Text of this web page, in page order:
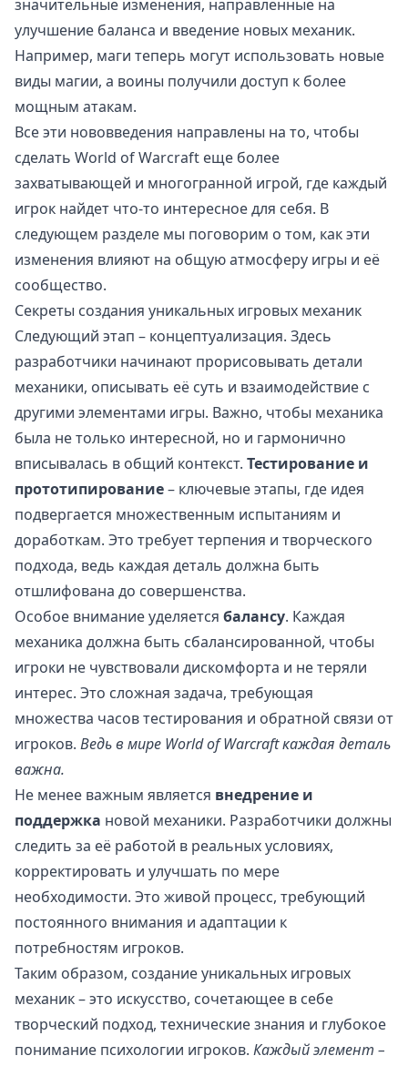
значительные изменения, направленные на
улучшение баланса и введение новых механик.
Например, маги теперь могут использовать новые
виды магии, а воины получили доступ к более
мощным атакам.
Все эти нововведения направлены на то, чтобы
сделать World of Warcraft еще более
захватывающей и многогранной игрой, где каждый
игрок найдет что-то интересное для себя. В
следующем разделе мы поговорим о том, как эти
изменения влияют на общую атмосферу игры и её
сообщество.
Секреты создания уникальных игровых механик
Следующий этап – концептуализация. Здесь
разработчики начинают прорисовывать детали
механики, описывать её суть и взаимодействие с
другими элементами игры. Важно, чтобы механика
была не только интересной, но и гармонично
вписывалась в общий контекст. Тестирование и
прототипирование– ключевые этапы, где идея
подвергается множественным испытаниям и
доработкам. Это требует терпения и творческого
подхода, ведь каждая деталь должна быть
отшлифована до совершенства.
Особое внимание уделяется балансу. Каждая
механика должна быть сбалансированной, чтобы
игроки не чувствовали дискомфорта и не теряли
интерес. Это сложная задача, требующая
множества часов тестирования и обратной связи от
игроков. Ведь в мире World of Warcraft каждая деталь
важна.
Не менее важным является внедрение и
поддержка новой механики. Разработчики должны
следить за её работой в реальных условиях,
корректировать и улучшать по мере
необходимости. Это живой процесс, требующий
постоянного внимания и адаптации к
потребностям игроков.
Таким образом, создание уникальных игровых
механик – это искусство, сочетающее в себе
творческий подход, технические знания и глубокое
понимание психологии игроков. Каждый элемент –